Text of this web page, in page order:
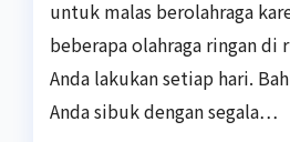
untuk malas berolahraga
beberapa olahraga ringan di
Anda lakukan setiap hari.
Anda sibuk dengan segala…